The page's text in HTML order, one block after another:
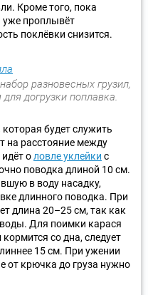
Кроме того, пока
уже проплывёт
поклёвки снизится.
разновесных грузил,
догрузки поплавка.
будет служить
на расстояние между
оловле уклейки с
поводка длиной 10 см.
в воду насадку,
длинного поводка. При
длина 20–25 см, так как
Для поимки карася
со дна, следует
15 см. При ужении
от крючка до груза нужно